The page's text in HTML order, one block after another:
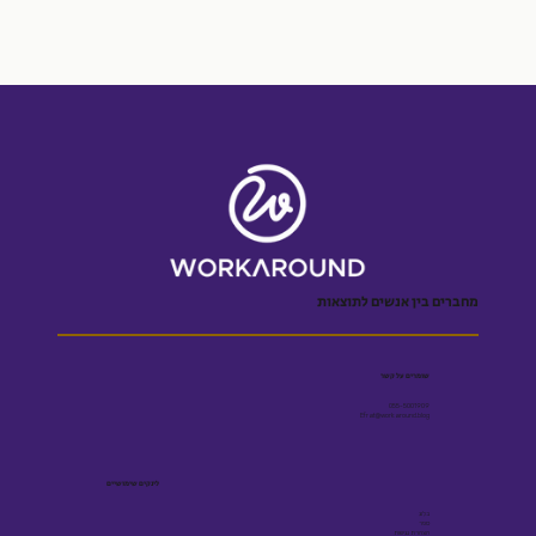
מחברים בין אנשים לתוצאות
שומרים על קשר
055-5001909
Efrat@workaround.blog
לינקים שימושיים
בלוג
ספר
הצהרת נגישות